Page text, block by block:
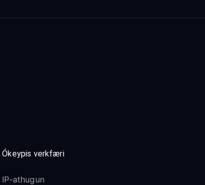
Ókeypis verkfæri
IP-athugun